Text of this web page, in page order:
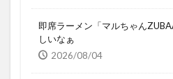
即席ラーメン「マルちゃん
しいなぁ
2026/08/04